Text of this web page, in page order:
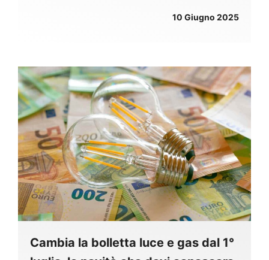
10 Giugno 2025
Cambia la bolletta luce e gas dal 1°